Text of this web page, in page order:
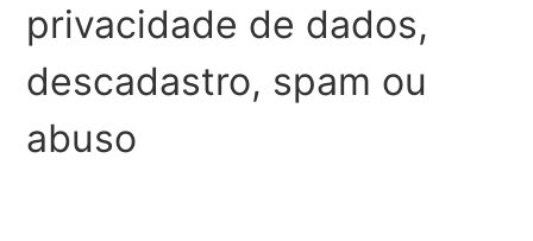
privacidade de dados,
descadastro, spam ou
abuso